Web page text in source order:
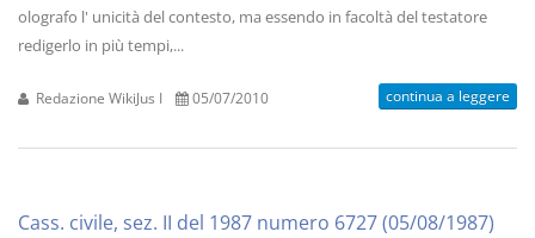
olografo l' unicità del contesto, ma essendo in facoltà del testatore
redigerlo in più tempi,...
Redazione WikiJus I 05/07/2010 continua a leggere
Cass. civile, sez. II del 1987 numero 6727 (05/08/1987)